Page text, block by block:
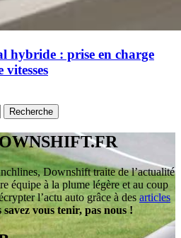
hybride : prise en charge
vitesses
Downshift traite de l’actualité
équipe à la plume légère et au coup
l’actu auto grâce à des articles
savez vous tenir, pas nous !